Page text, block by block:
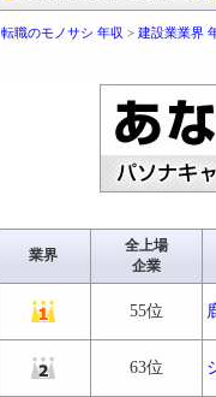
転職のモノサシ 年収 > 建設業業界
業界
全上場
企業
55位
63位